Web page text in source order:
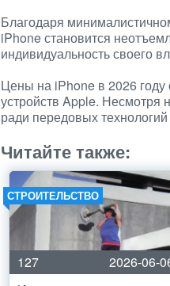
Благодаря
iPhone становится
индивидуальность своего
Цены на iPhone в 2026 году
устройств Apple. Несмотря
ради передовых технологий
Читайте также:
СТРОИТЕЛЬСТВО
127
2026-06-